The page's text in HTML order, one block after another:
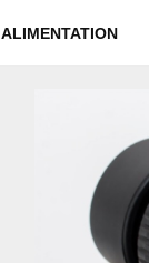
ALIMENTATION